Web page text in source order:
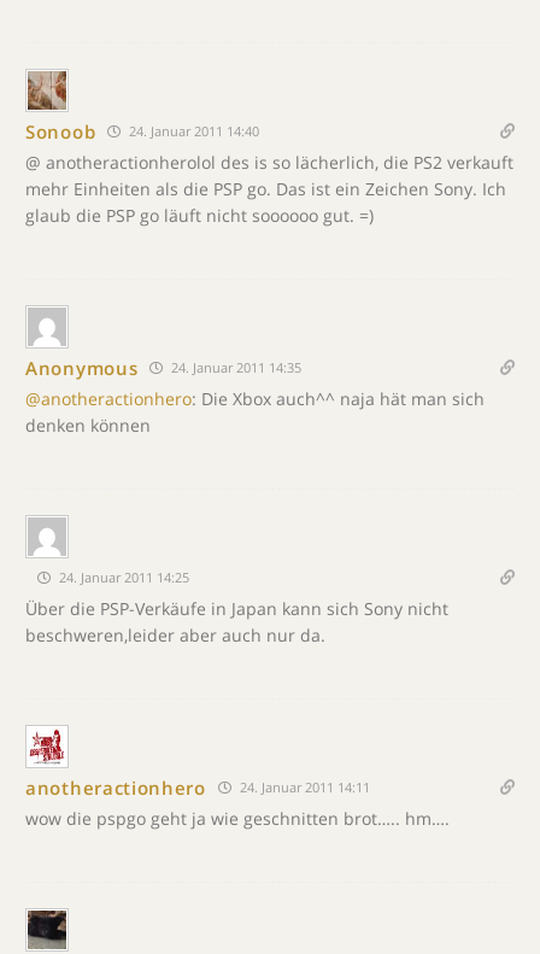
Sonoob 24. Januar 2011 14:40
@ anotheractionherolol des is so lächerlich, die PS2 verkauft
mehr Einheiten als die PSP go. Das ist ein Zeichen Sony. Ich
glaub die PSP go läuft nicht soooooo gut. =)
Anonymous 24. Januar 2011 14:35
@anotheractionhero: Die Xbox auch^^ naja hät man sich
denken können
24. Januar 2011 14:25
Über die PSP-Verkäufe in Japan kann sich Sony nicht
beschweren,leider aber auch nur da.
anotheractionhero 24. Januar 2011 14:11
wow die pspgo geht ja wie geschnitten brot….. hm….